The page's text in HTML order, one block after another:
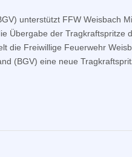
unterstützt FFW Weisbach
Übergabe der Tragkraftspritze
die Freiwillige Feuerwehr
(BGV) eine neue